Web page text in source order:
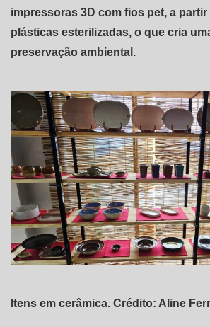
impressoras 3D com fios pet, a
plásticas esterilizadas, o que cria
preservação ambiental.
Itens em cerâmica. Crédito: Aline